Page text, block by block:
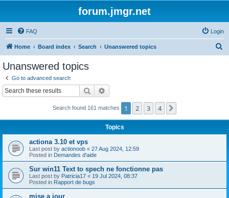
forum.jmgr.net
FAQ Login
Home Board index Search Unanswered topics
Unanswered topics
Go to advanced search
Search
Search found 161 matches 1 2 3 4
Topics
actiona 3.10 et vps
Last post by actionoob « 27 Aug 2024, 12:59
Posted in Demandes d'aide
Sur win11 Text to spech ne fonctionne pas
Last post by Patricia17 « 19 Jul 2024, 08:37
Posted in Rapport de bugs
mise a jour